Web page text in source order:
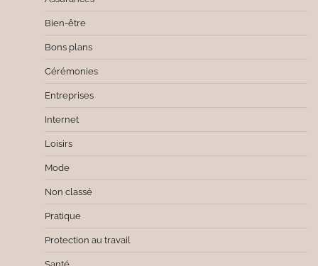
Bien-être
Bons plans
Cérémonies
Entreprises
Internet
Loisirs
Mode
Non classé
Pratique
Protection au travail